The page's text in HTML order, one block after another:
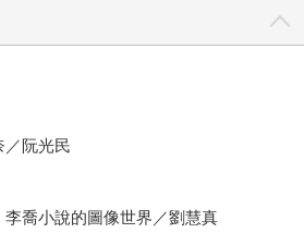
／阮光民
喬小說的圖像世界／劉慧真